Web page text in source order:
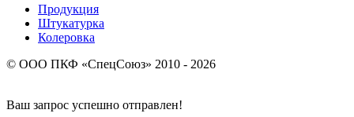
Продукция
Штукатурка
Колеровка
© ООО ПКФ «СпецСоюз» 2010 - 2026
Ваш запрос успешно отправлен!